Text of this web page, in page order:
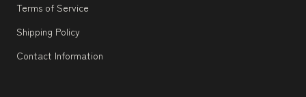
Terms of Service
Shipping Policy
Contact Information